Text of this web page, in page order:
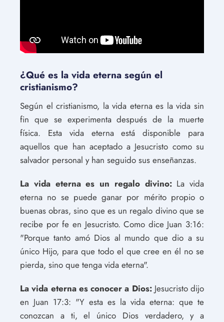
¿Qué es la vida eterna según el
cristianismo?
Según el cristianismo, la vida eterna es la vida sin
fin que se experimenta después de la muerte
física. Esta vida eterna está disponible para
aquellos que han aceptado a Jesucristo como su
salvador personal y han seguido sus enseñanzas.
La vida eterna es un regalo divino:La vida
eterna no se puede ganar por mérito propio o
buenas obras, sino que es un regalo divino que se
recibe por fe en Jesucristo. Como dice Juan 3:16:
"Porque tanto amó Dios al mundo que dio a su
único Hijo, para que todo el que cree en él no se
pierda, sino que tenga vida eterna".
La vida eterna es conocer a Dios:Jesucristo dijo
en Juan 17:3: "Y esta es la vida eterna: que te
conozcan a ti, el único Dios verdadero, y a